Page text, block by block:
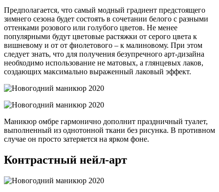
Предполагается, что самый модный градиент предстоящего
зимнего сезона будет состоять в сочетании белого с разными
оттенками розового или голубого цветов. Не менее
популярными будут цветовые растяжки от серого цвета к
вишневому и от от фиолетового – к малиновому. При этом
следует знать, что для получения безупречного арт-дизайна
необходимо использование не матовых, а глянцевых лаков,
создающих максимально выраженный лаковый эффект.
Маникюр омбре гармонично дополнит праздничный туалет,
выполненный из однотонной ткани без рисунка. В противном
случае он просто затеряется на ярком фоне.
Контрастный нейл-арт